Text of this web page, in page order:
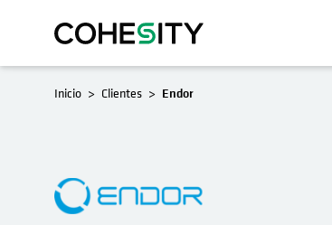
Inicio Clientes Endor
SE ABRE EN UNA PESTAÑA NUEVA